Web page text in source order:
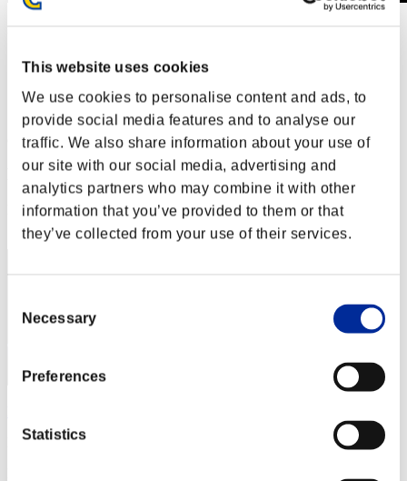
This website uses cookies
We use cookies to personalise content and ads, to
provide social media features and to analyse our
traffic. We also share information about your use of
our site with our social media, advertising and
analytics partners who may combine it with other
information that you’ve provided to them or that
they’ve collected from your use of their services.
Selection
Necessary
Preferences
Statistics
Desafío de nivel núm. 292
Página del evento
Solo
(Los rankings se actualizan cada 6 horas.)
Rankings
Posición
21
Puntos:Lv:80/08'06"62